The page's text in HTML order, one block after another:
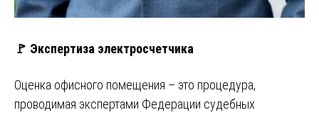
🚩 Экспертиза электросчетчика
Оценка офисного помещения – это процедура,
проводимая экспертами Федерации судебных